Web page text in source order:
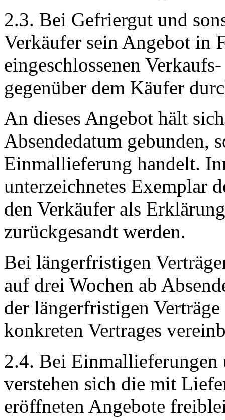
2.3. Bei Gefriergut und
Verkäufer sein Angebot in
eingeschlossenen
gegenüber dem Käufer
An dieses Angebot hält
Absendedatum gebunden,
Einmallieferung handelt.
unterzeichnetes Exemplar
den Verkäufer als
zurückgesandt werden.
Bei längerfristigen
auf drei Wochen ab
der längerfristigen
konkreten Vertrages
2.4. Bei Einmallieferungen
verstehen sich die mit
eröffneten Angebote